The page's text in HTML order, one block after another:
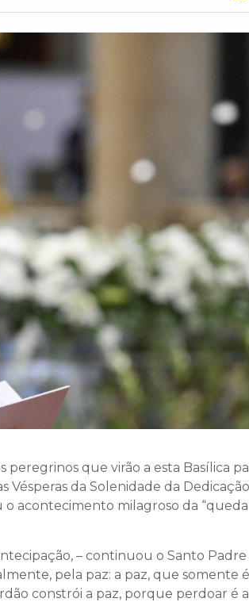
que virão a esta Basílica
Vésperas da Solenidade da
acontecimento milagroso da
– continuou o Santo Padre
pela paz: a paz, que somente
constrói a paz, porque perdoar é